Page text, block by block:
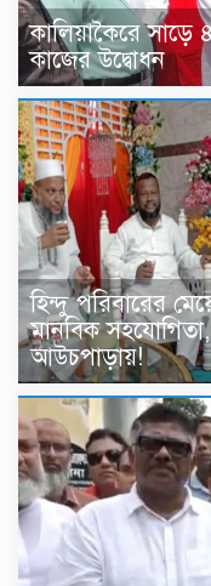
কালিয়াকৈরে সাড়ে
কাজের উদ্বোধন
হিন্দু পরিবারের
মানবিক সহযোগিতা,
আউচপাড়ায়!